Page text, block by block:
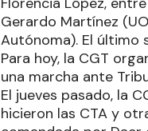
Gerardo Martínez
Autónoma). El último
Para hoy, la CGT
una marcha ante
El jueves pasado, la
hicieron las CTA y